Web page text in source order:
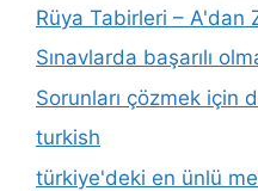
Rüya Tabirleri – A'dan
Sınavlarda başarılı
Sorunları çözmek için
turkish
türkiye'deki en ünlü